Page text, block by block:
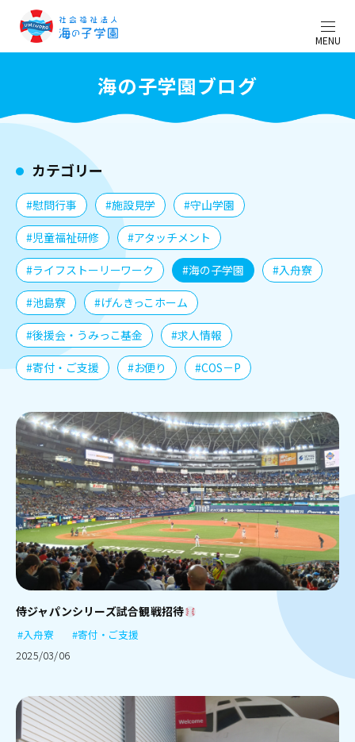
MENU
海の子学園ブログ
カテゴリー
#慰問行事 #施設見学 #守山学園
#児童福祉研修 #アタッチメント
#ライフストーリーワーク #海の子学園 #入舟寮
#池島寮 #げんきっこホーム
#後援会・うみっこ基金 #求人情報
#寄付・ご支援 #お便り #COS－P
侍ジャパンシリーズ試合観戦招待
#入舟寮
#寄付・ご支援
2025/03/06